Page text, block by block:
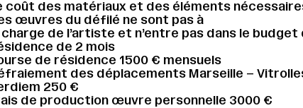
coût des matériaux et des éléments
œuvres du défilé ne sont pas à
charge de l’artiste et n’entre pas dans le
de 2 mois
de résidence 1500 € mensuels
des déplacements Marseille –
250 €
de production œuvre personnelle 3000 €